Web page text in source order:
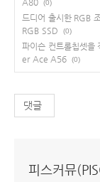
(0)
드디어 출시한 RGB
RGB SSD
(0)
파이슨 컨트롤칩셋
er Ace A56
(0)
댓글
피스커뮤